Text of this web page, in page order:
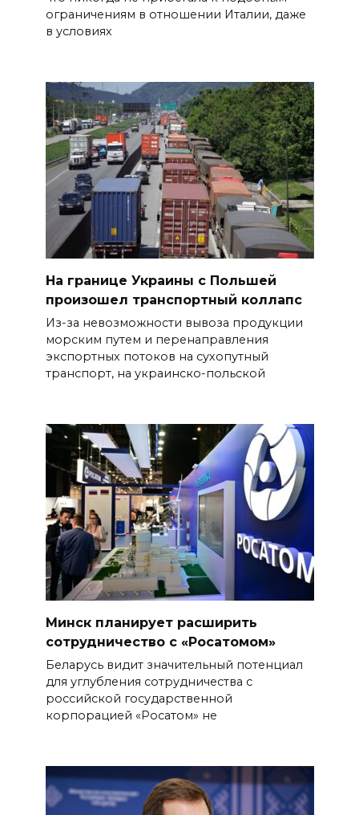
ограничениям в отношении Италии, даже
в условиях
На границе Украины с Польшей
произошел транспортный коллапс
Из-за невозможности вывоза продукции
морским путем и перенаправления
экспортных потоков на сухопутный
транспорт, на украинско-польской
Минск планирует расширить
сотрудничество с «Росатомом»
Беларусь видит значительный потенциал
для углубления сотрудничества с
российской государственной
корпорацией «Росатом» не